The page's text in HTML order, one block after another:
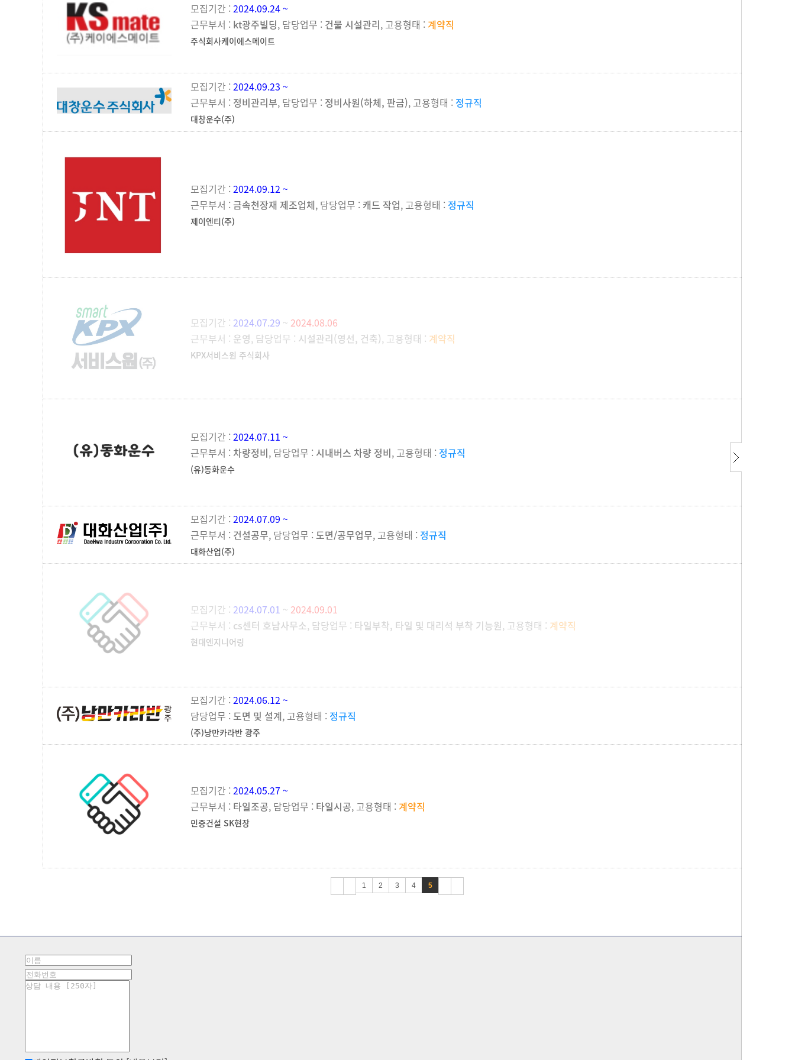
모집기간 : 2024.09.24 ~
근무부서 : kt광주빌딩, 담당업무 : 건물 시설관리, 고용형태 : 계약직
주식회사케이에스메이트
모집기간 : 2024.09.23 ~
근무부서 : 정비관리부, 담당업무 : 정비사원(하체, 판금), 고용형태 : 정규직
대창운수(주)
모집기간 : 2024.09.12 ~
근무부서 : 금속천장재 제조업체, 담당업무 : 캐드 작업, 고용형태 : 정규직
제이엔티(주)
모집기간 : 2024.07.29 ~ 2024.08.06
근무부서 : 운영, 담당업무 : 시설관리(영선, 건축), 고용형태 : 계약직
KPX서비스원 주식회사
모집기간 : 2024.07.11 ~
근무부서 : 차량정비, 담당업무 : 시내버스 차량 정비, 고용형태 : 정규직
(유)동화운수
모집기간 : 2024.07.09 ~
근무부서 : 건설공무, 담당업무 : 도면/공무업무, 고용형태 : 정규직
대화산업(주)
모집기간 : 2024.07.01 ~ 2024.09.01
근무부서 : cs센터 호남사무소, 담당업무 : 타일부착, 타일 및 대리석 부착 기능원, 고용형태 : 계약직
현대엔지니어링
모집기간 : 2024.06.12 ~
담당업무 : 도면 및 설계, 고용형태 : 정규직
(주)낭만카라반 광주
모집기간 : 2024.05.27 ~
근무부서 : 타일조공, 담당업무 : 타일시공, 고용형태 : 계약직
민중건설 SK현장
1 2 3 4 5